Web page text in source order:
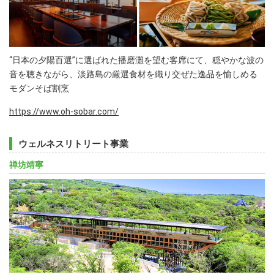
“日本の夕陽百選”に選ばれた播磨灘を望む客席にて、穏やかな波の
音を聴きながら、淡路島の厳選食材を織り交ぜた逸品を愉しめる
モダンそば割烹
https://www.oh-sobar.com/
ウェルネスリトリート事業
禅坊靖寧